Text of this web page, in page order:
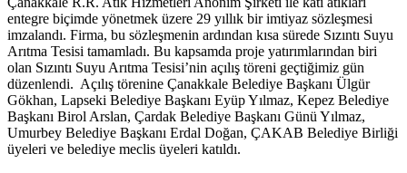
entegre biçimde yönetmek üzere 29 yıllık bir imtiyaz sözleşmesi
imzalandı. Firma, bu sözleşmenin ardından kısa sürede Sızıntı Suyu
Arıtma Tesisi tamamladı. Bu kapsamda proje yatırımlarından biri
olan Sızıntı Suyu Arıtma Tesisi’nin açılış töreni geçtiğimiz gün
düzenlendi. Açılış törenine Çanakkale Belediye Başkanı Ülgür
Gökhan, Lapseki Belediye Başkanı Eyüp Yılmaz, Kepez Belediye
Başkanı Birol Arslan, Çardak Belediye Başkanı Günü Yılmaz,
Umurbey Belediye Başkanı Erdal Doğan, ÇAKAB Belediye Birliği
üyeleri ve belediye meclis üyeleri katıldı.